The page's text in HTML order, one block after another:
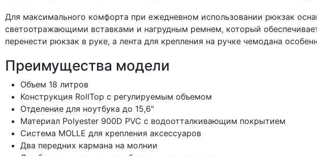
Для максимального комфорта при ежедневном использовании рюкзак
светоотражающими вставками и нагрудным ремнем, который
перенести рюкзак в руке, а лента для крепления на ручке чемодана
Преимущества модели
Объем 18 литров
Конструкция RollTop с регулируемым объемом
Отделение для ноутбука до 15,6"
Материал Polyester 900D PVC с водоотталкивающим покрытием
Система MOLLE для крепления аксессуаров
Два передних кармана на молнии